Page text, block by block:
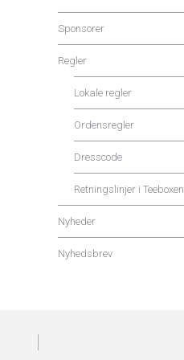
Sponsorer
Regler
Lokale regler
Ordensregler
Dresscode
Retningslinjer i Teeboxen
Nyheder
Nyhedsbrev